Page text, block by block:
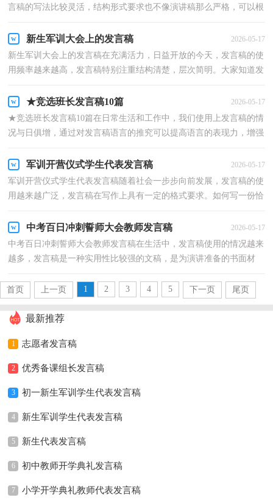
言稿的写法比较灵活，结构形式要求也不像演讲稿那么严格，可以根
新生军训大会上的发言稿 2026-05-17
新生军训大会上的发言稿在充满活力，日益开放的今天，发言稿的使
用频率越来越高，发言稿特别注重结构清楚，层次简明。大家知道发
★竞选班长发言稿10篇 2026-05-17
★竞选班长发言稿10篇在日常生活和工作中，我们使用上发言稿的情
况与日俱增，通过对发言稿语言的推究可以提高语言的表现力，增强
军训开营仪式学生代表发言稿 2026-05-17
军训开营仪式学生代表发言稿随着社会一步步向前发展，发言稿的使
用越来越广泛，发言稿在写作上具有一定的格式要求。如何写一份恰
中考百日冲刺誓师大会教师发言稿 2026-05-17
中考百日冲刺誓师大会教师发言稿在生活中，发言稿使用的情况越来
越多，发言稿是一种实用性比较强的文稿，是为演讲准备的书面材
首页
上一页 1 2 3 4 5 下一页 尾页
最新推荐
1 志愿者发言稿
2 优秀备课组长发言稿
3 初一新生军训学生代表发言稿
4 新生军训学生代表发言稿
5 新生代表发言稿
6 初中教师开学典礼发言稿
7 小学开学典礼教师代表发言稿